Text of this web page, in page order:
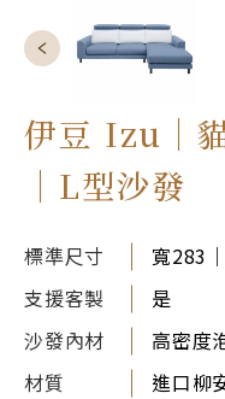
伊豆 Izu｜
｜L型沙發
標準尺寸
寬283
支援客製
是
沙發內材
高密度
材質
進口柳